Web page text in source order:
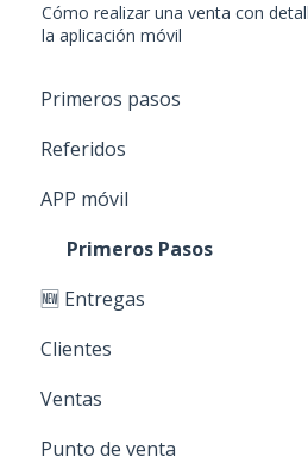
Cómo realizar una venta con
la aplicación móvil
Primeros pasos
Paso 1: Nuevos productos
Paso 2: Carga de stock
Paso 3: Crear clientes
Paso 4: Realizar ventas
Personaliza tu cuenta
Referidos
APP móvil
Primeros Pasos
🆕 Entregas
Clientes
Creación y edición
Acciones sobre mis clientes
Ventas
Cotización
Punto de venta